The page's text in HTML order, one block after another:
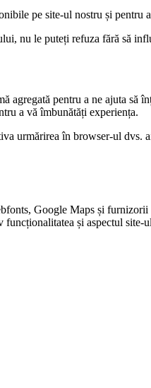
pe site-ul nostru și pentru
nu le puteți refuza fără să
pentru a ne ajuta să
a vă îmbunătăți experiența.
urmărirea în browser-ul dvs.
Google Maps și
și aspectul